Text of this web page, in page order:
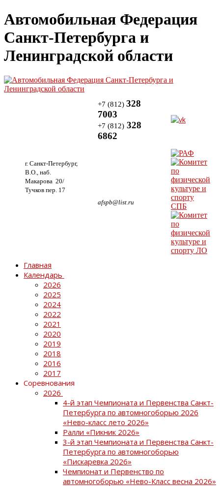
Автомобильная Федерация
Санкт-Петербурга и
Ленинградской области
г. Санкт-Петербург,
В.О., наб.
Макарова 20/
Тучков пер. 17
+7 (812) 328
7003
+7 (812) 328
6862
afspb@list.ru
Главная
Календарь
2026
2025
2024
2022
2021
2020
2019
2018
2016
2017
Соревнования
2026
4-й этап Чемпионата и Первенства Санкт-
Петербурга по автомногоборью 2026
«Нево-класс лето 2026»
Ралли «Пикник 2026»
3-й этап Чемпионата и Первенства Санкт-
Петербурга по автомногоборью
«Пискаревка 2026»
Чемпионат и Первенство по
автомногоборью «Нево-Класс весна 2026»